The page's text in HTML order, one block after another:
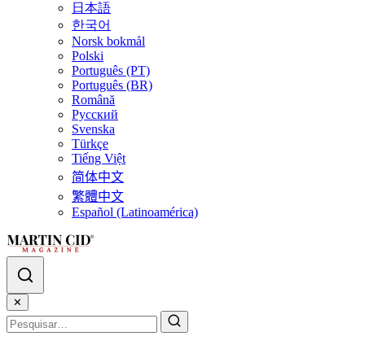
日本語
한국어
Norsk bokmål
Polski
Português (PT)
Português (BR)
Română
Русский
Svenska
Türkçe
Tiếng Việt
简体中文
繁體中文
Español (Latinoamérica)
✕